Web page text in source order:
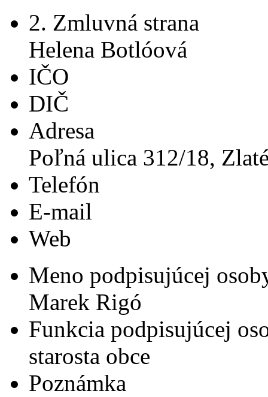
2. Zmluvná strana
Helena Botlóová
IČO
DIČ
Adresa
Poľná ulica 312/18,
Telefón
E-mail
Web
Meno podpisujúcej
Marek Rigó
Funkcia podpisujúcej
starosta obce
Poznámka